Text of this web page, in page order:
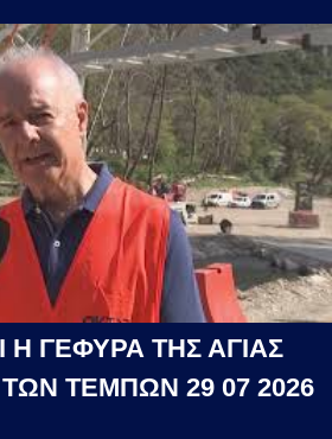
Η ΓΕΦΥΡΑ ΤΗΣ ΑΓΙΑΣ
ΤΕΜΠΩΝ 29 07 2026